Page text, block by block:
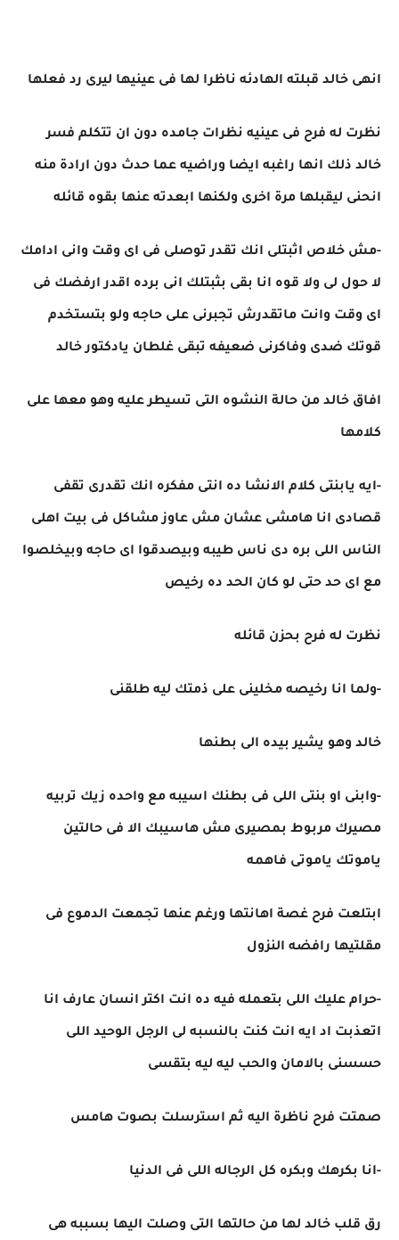
انهى خالد قبلته الهادئه ناظرا لها فى عينيها ليرى رد فعلها
نظرت له فرح فى عينيه نظرات جامده دون ان تتكلم فسر
خالد ذلك انها راغبه ايضا وراضيه عما حدث دون ارادة منه
انحنى ليقبلها مرة اخرى ولكنها ابعدته عنها بقوه قائله
-مش خلاص اثبتلى انك تقدر توصلى فى اى وقت وانى ادامك
لا حول لى ولا قوه انا بقى بثبتلك انى برده اقدر ارفضك فى
اى وقت وانت ماتقدرش تجبرنى على حاجه ولو بتستخدم
قوتك ضدى وفاكرنى ضعيفه تبقى غلطان يادكتور خالد
افاق خالد من حالة النشوه التى تسيطر عليه وهو معها على
كلامها
-ايه يابنتى كلام الانشا ده انتى مفكره انك تقدرى تقفى
قصادى انا هامشى عشان مش عاوز مشاكل فى بيت اهلى
الناس اللى بره دى ناس طيبه وبيصدقوا اى حاجه وبيخلصوا
مع اى حد حتى لو كان الحد ده رخيص
نظرت له فرح بحزن قائله
-ولما انا رخيصه مخلينى على ذمتك ليه طلقنى
خالد وهو يشير بيده الى بطنها
-وابنى او بنتى اللى فى بطنك اسيبه مع واحده زيك تربيه
مصيرك مربوط بمصيرى مش هاسيبك الا فى حالتين
ياموتك ياموتى فاهمه
ابتلعت فرح غصة اهانتها ورغم عنها تجمعت الدموع فى
مقلتيها رافضه النزول
-حرام عليك اللى بتعمله فيه ده انت اكتر انسان عارف انا
اتعذبت اد ايه انت كنت بالنسبه لى الرجل الوحيد اللى
حسسنى بالامان والحب ليه ليه بتقسى
صمتت فرح ناظرة اليه ثم استرسلت بصوت هامس
-انا بكرهك وبكره كل الرجاله اللى فى الدنيا
رق قلب خالد لها من حالتها التى وصلت اليها بسببه هى